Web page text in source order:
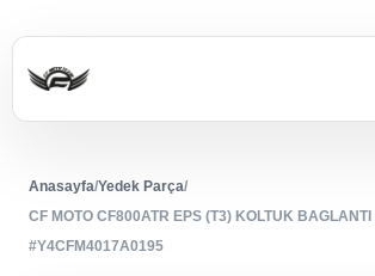
Anasayfa/Yedek Parça/
CF MOTO CF800ATR EPS (T3) KOLTUK BAGLANTI
#Y4CFM4017A0195